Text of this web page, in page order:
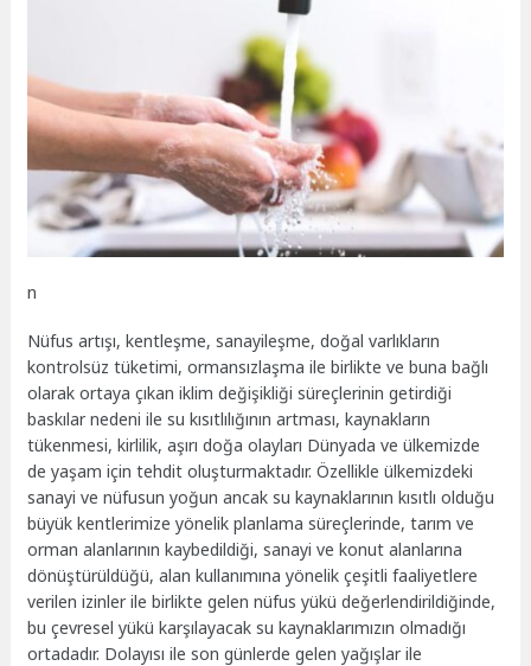
n
Nüfus artışı, kentleşme, sanayileşme, doğal varlıkların
kontrolsüz tüketimi, ormansızlaşma ile birlikte ve buna bağlı
olarak ortaya çıkan iklim değişikliği süreçlerinin getirdiği
baskılar nedeni ile su kısıtlılığının artması, kaynakların
tükenmesi, kirlilik, aşırı doğa olayları Dünyada ve ülkemizde
de yaşam için tehdit oluşturmaktadır. Özellikle ülkemizdeki
sanayi ve nüfusun yoğun ancak su kaynaklarının kısıtlı olduğu
büyük kentlerimize yönelik planlama süreçlerinde, tarım ve
orman alanlarının kaybedildiği, sanayi ve konut alanlarına
dönüştürüldüğü, alan kullanımına yönelik çeşitli faaliyetlere
verilen izinler ile birlikte gelen nüfus yükü değerlendirildiğinde,
bu çevresel yükü karşılayacak su kaynaklarımızın olmadığı
ortadadır. Dolayısı ile son günlerde gelen yağışlar ile